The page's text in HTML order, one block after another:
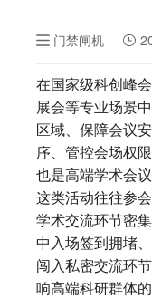
门禁闸机
在国家级科创峰
展会等专业场景
区域、保障会议
序、管控会场权
也是高端学术会
这类活动往往参
学术交流环节密
中入场签到拥堵
闯入私密交流环
响高端科研群体